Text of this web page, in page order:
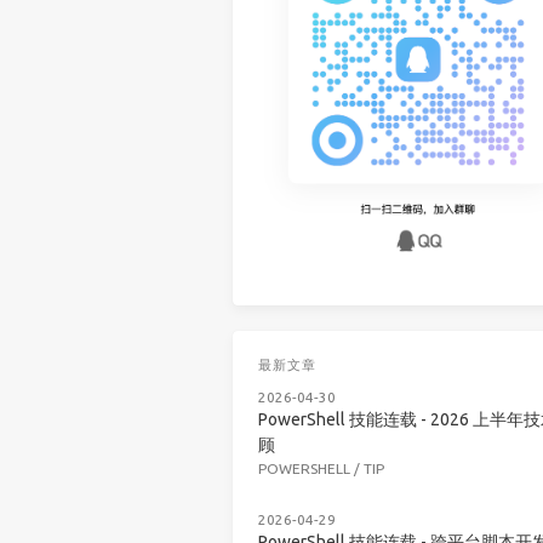
最新文章
2026-04-30
PowerShell 技能连载 - 2026 上半年技
顾
POWERSHELL / TIP
2026-04-29